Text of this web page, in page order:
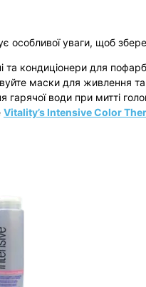
особливої уваги, щоб
кондиціонери для
маски для живлення
гарячої води при митті
Vitality’s Intensive Color